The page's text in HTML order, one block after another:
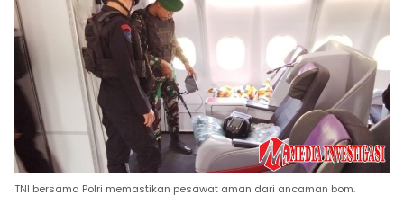
TNI bersama Polri memastikan pesawat aman dari ancaman bom.